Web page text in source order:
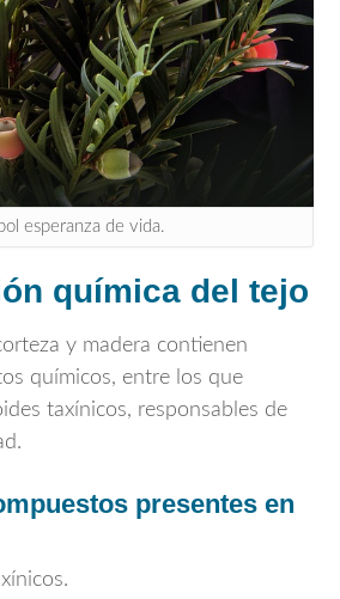
esperanza de vida.
química del tejo
y madera contienen
químicos, entre los que
taxínicos, responsables de
presentes en